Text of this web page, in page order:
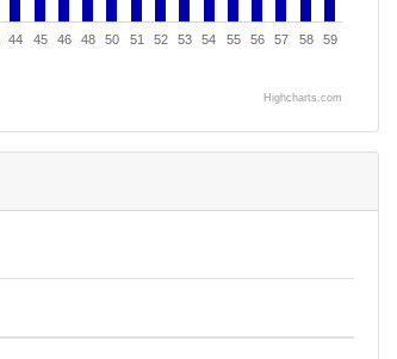
44 45 46 48 50 51 52 53 54 55 56 57 58 59
Highcharts.com